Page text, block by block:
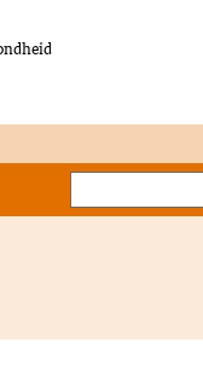
Zoeken